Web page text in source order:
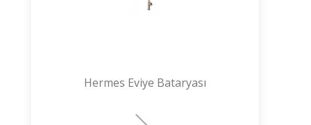
Hermes Eviye Bataryası